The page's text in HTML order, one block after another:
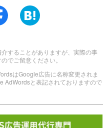
することがありますが、実際の事
でご留意ください。
はGoogle広告に名称変更されま
AdWordsと表記されておりますので